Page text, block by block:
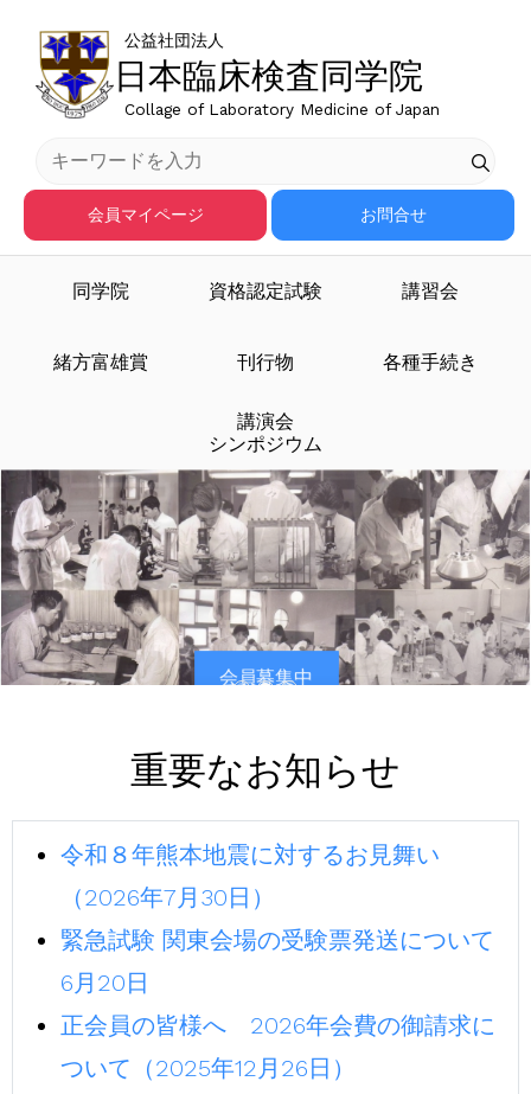
日本臨床検査同学院
公益社団法人
Collage of Laboratory Medicine of Japan
会員マイページ お問合せ
同学院 資格認定試験 講習会
緒方富雄賞 刊行物 各種手続き
講演会
シンポジウム
臨床検査医学を担う人材
を育成する
会員募集中
重要なお知らせ
令和８年熊本地震に対するお見舞い
（2026年7月30日）
緊急試験 関東会場の受験票発送について
6月20日
正会員の皆様へ 2026年会費の御請求に
ついて（2025年12月26日）